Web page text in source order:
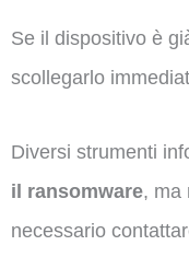
Se il dispositivo è
scollegarlo
Diversi strumenti
il ransomware, ma
necessario